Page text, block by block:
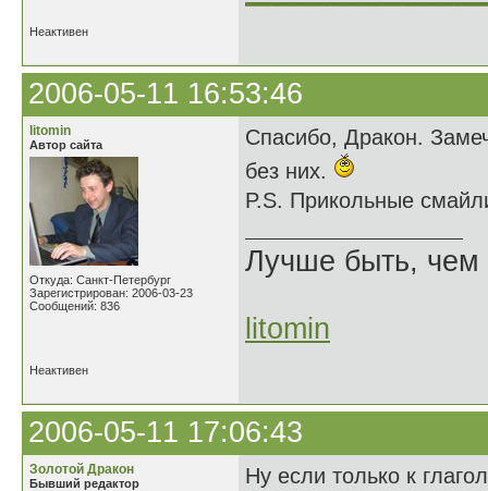
Неактивен
2006-05-11 16:53:46
litomin
Автор сайта
Откуда: Санкт-Петербург
Зарегистрирован: 2006-03-23
Сообщений: 836
Спасибо, Дракон.
без них.
P.S. Прикольные
Лучше быть, чем
litomin
Неактивен
2006-05-11 17:06:43
Золотой Дракон
Бывший редактор Ну если только к